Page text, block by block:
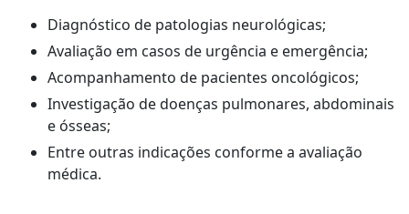
Diagnóstico de patologias neurológicas;
Avaliação em casos de urgência e emergência;
Acompanhamento de pacientes oncológicos;
Investigação de doenças pulmonares, abdominais
e ósseas;
Entre outras indicações conforme a avaliação
médica.